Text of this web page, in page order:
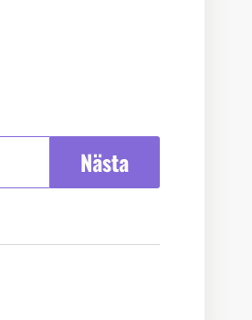
Nästa